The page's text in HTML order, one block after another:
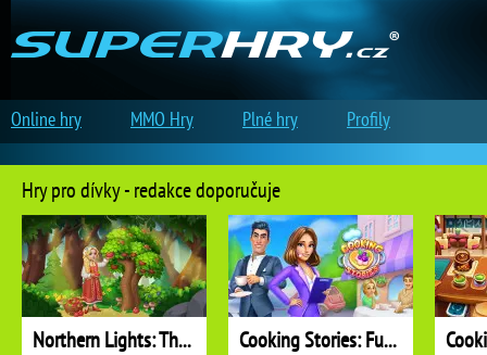
Hry pro dívky - redakce doporučuje
Northern Lights: The Secret of the Forest Cooking Stories: Fun Cafe Game
Online hry MMO Hry Plné hry Profily